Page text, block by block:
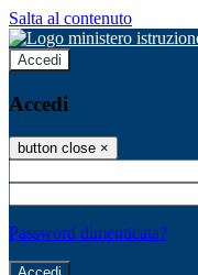
Salta al contenuto
Accedi
Accedi
button close ×
Password dimenticata?